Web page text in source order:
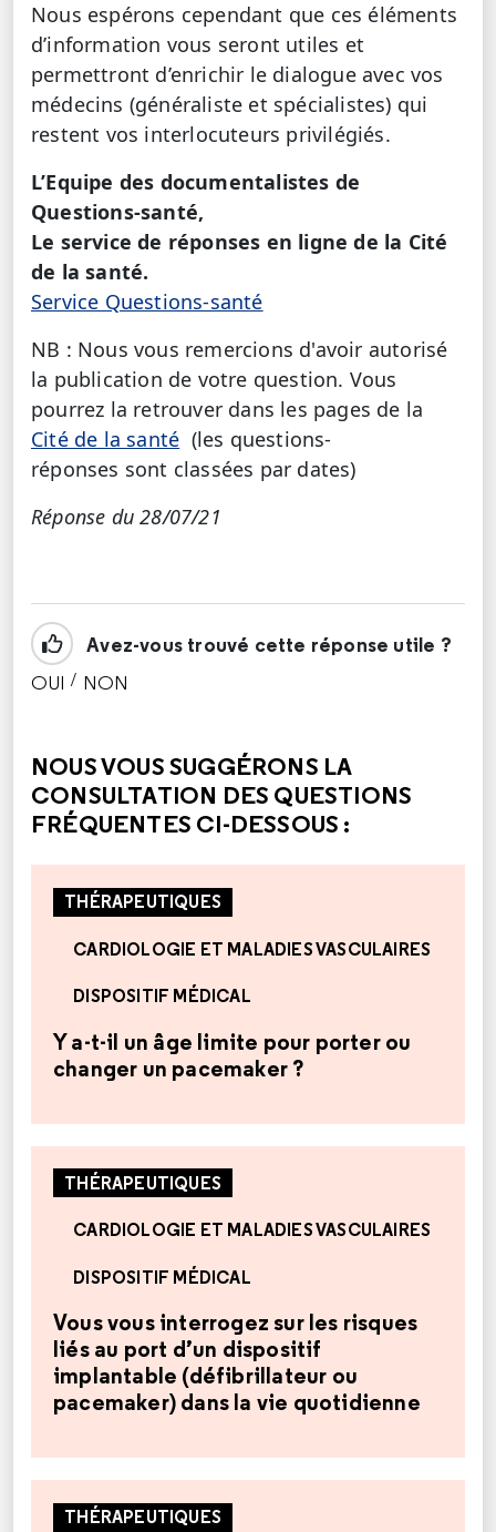
Nous espérons cependant que ces éléments
d’information vous seront utiles et
permettront d’enrichir le dialogue avec vos
médecins (généraliste et spécialistes) qui
restent vos interlocuteurs privilégiés.
L’Equipe des documentalistes de
Questions-santé,
Le service de réponses en ligne de la Cité
de la santé.
Service Questions-santé
NB : Nous vous remercions d'avoir autorisé
la publication de votre question. Vous
pourrez la retrouver dans les pages de la
Cité de la santé (les questions-
réponses sont classées par dates)
Réponse du 28/07/21
Avez-vous trouvé cette réponse utile ?
OUI / NON
NOUS VOUS SUGGÉRONS LA
CONSULTATION DES QUESTIONS
FRÉQUENTES CI-DESSOUS :
THÉRAPEUTIQUES
CARDIOLOGIE ET MALADIES VASCULAIRES
DISPOSITIF MÉDICAL
Y a-t-il un âge limite pour porter ou
changer un pacemaker ?
THÉRAPEUTIQUES
CARDIOLOGIE ET MALADIES VASCULAIRES
DISPOSITIF MÉDICAL
Vous vous interrogez sur les risques
liés au port d’un dispositif
implantable (défibrillateur ou
pacemaker) dans la vie quotidienne
THÉRAPEUTIQUES